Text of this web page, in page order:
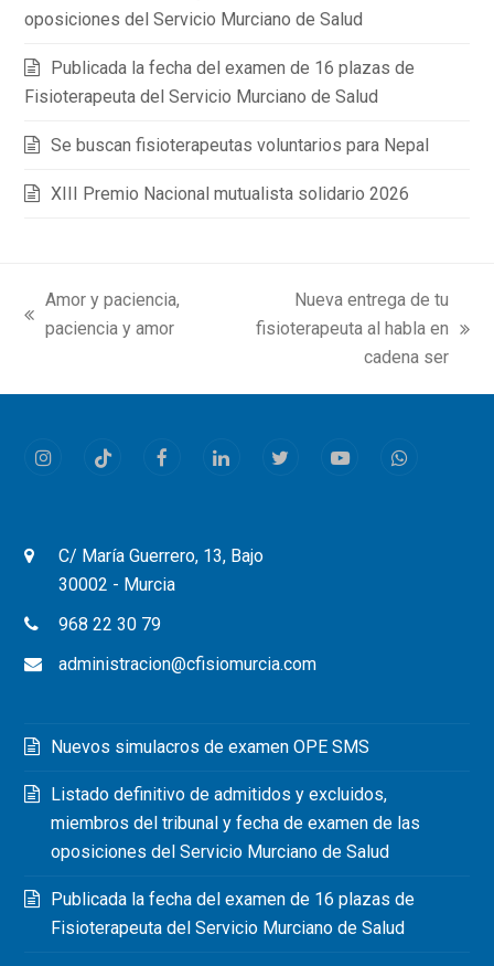
oposiciones del Servicio Murciano de Salud
Publicada la fecha del examen de 16 plazas de
Fisioterapeuta del Servicio Murciano de Salud
Se buscan fisioterapeutas voluntarios para Nepal
XIII Premio Nacional mutualista solidario 2026
previous
Amor y paciencia,
paciencia y amor
Nueva entrega de tu
fisioterapeuta al habla en
cadena ser
InstagramTiktok FacebookLinkedInTwitterYoutubeWhatsapp
C/ María Guerrero, 13, Bajo
30002 - Murcia
968 22 30 79
administracion@cfisiomurcia.com
Nuevos simulacros de examen OPE SMS
Listado definitivo de admitidos y excluidos,
miembros del tribunal y fecha de examen de las
oposiciones del Servicio Murciano de Salud
Publicada la fecha del examen de 16 plazas de
Fisioterapeuta del Servicio Murciano de Salud